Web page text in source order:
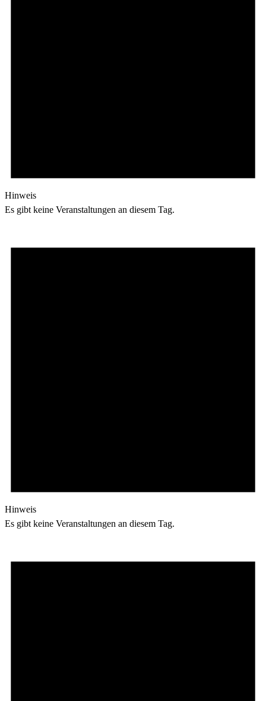
Hinweis
Es gibt keine Veranstaltungen an diesem Tag.
Hinweis
Es gibt keine Veranstaltungen an diesem Tag.